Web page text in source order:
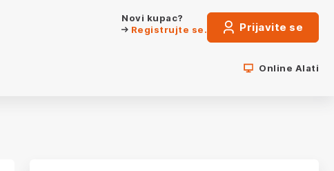
Novi kupac?
Registrujte se.
Prijavite se
Online Alati